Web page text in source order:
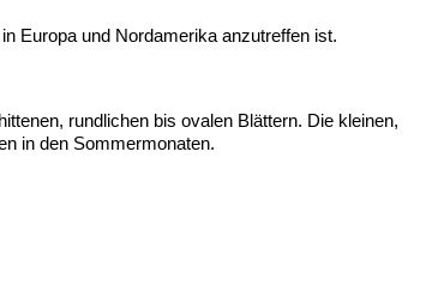
Europa und Nordamerika anzutreffen ist.
rundlichen bis ovalen Blättern. Die kleinen,
in den Sommermonaten.